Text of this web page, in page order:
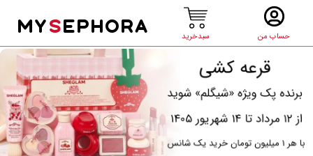
حساب من سبدخرید
MYSEPHORA